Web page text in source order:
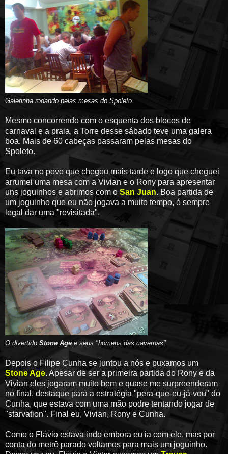
Galerinha rodando pelas mesas do Spoleto.
Mesmo concorrendo com o esquenta dos blocos de
carnaval e a praia, a Torre desse sábado teve uma galera
boa. Mais de 60 cabeças passaram pelas mesas do
Spoleto.
Eu tava no povo que chegou mais tarde e logo que cheguei
arrumei uma mesa com a Vivian e o Rony para apresentar
uns joguinhos e abrimos com o San Juan. Boa partida de
um joguinho que eu não jogava a muito tempo, é sempre
legal dar uma "revisitada".
O divertido Stone Age e seus "homens das cavernas".
Depois o Filipe Cunha se juntou a nós e puxamos um
Stone Age. Apesar de ser a primeira partida do Rony e da
Vivian eles jogaram muito bem e quase me surpreenderam
no final, destaque para a estratégia "pera-que-eu-já-vou" do
Cunha, que estava com uma mão podre tentando jogar de
"starvation". Final eu, Vivian, Rony e Cunha.
Como o Flávio estava indo embora eu ia com ele, mas por
conta do metrô parado voltamos para mais um joguinho.